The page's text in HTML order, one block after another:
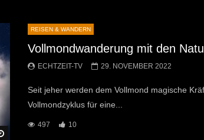
REISEN & WANDERN
Vollmondwanderung mit den
ECHTZEIT-TV 29. NOVEMBER 2022
Seit jeher werden dem Vollmond magische
Vollmondzyklus für eine...
497 10